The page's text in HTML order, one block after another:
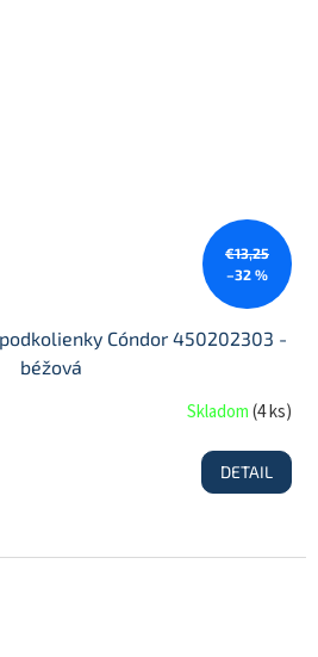
€13,25
–32 %
Cóndor 450202303 -
béžová
Skladom(4 ks)
DETAIL